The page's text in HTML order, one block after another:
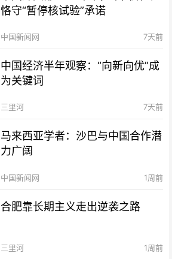
恪守“暂停核试验”承诺
中国新闻网 7天前
中国经济半年观察：“向新向优”成
为关键词
三里河 7天前
马来西亚学者：沙巴与中国合作潜
力广阔
中国新闻网 1周前
合肥靠长期主义走出逆袭之路
三里河 1周前